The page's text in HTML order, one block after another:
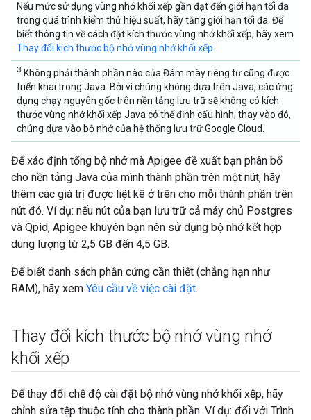
Nếu mức sử dụng vùng nhớ khối xếp gần đạt đến giới hạn tối đa
trong quá trình kiểm thử hiệu suất, hãy tăng giới hạn tối đa. Để
biết thông tin về cách đặt kích thước vùng nhớ khối xếp, hãy xem
Thay đổi kích thước bộ nhớ vùng nhớ khối xếp
3 Không phải thành phần nào của Đám mây riêng tư cũng được
triển khai trong Java. Bởi vì chúng không dựa trên Java, các ứng
dụng chạy nguyên gốc trên nền tảng lưu trữ sẽ không có kích
thước vùng nhớ khối xếp Java có thể định cấu hình; thay vào đó,
chúng dựa vào bộ nhớ của hệ thống lưu trữ Google Cloud.
Để xác định tổng bộ nhớ mà Apigee đề xuất bạn phân bổ
cho nền tảng Java của mình thành phần trên một nút, hãy
thêm các giá trị được liệt kê ở trên cho mỗi thành phần trên
nút đó. Ví dụ: nếu nút của bạn lưu trữ cả máy chủ Postgres
và Qpid, Apigee khuyên bạn nên sử dụng bộ nhớ kết hợp
dung lượng từ 2,5 GB đến 4,5 GB.
Để biết danh sách phần cứng cần thiết (chẳng hạn như
RAM), hãy xem Yêu cầu về việc cài đặt.
Thay đổi kích thước bộ nhớ vùng nhớ
khối xếp
Để thay đổi chế độ cài đặt bộ nhớ vùng nhớ khối xếp, hãy
chỉnh sửa tệp thuộc tính cho thành phần. Ví dụ: đối với Trình